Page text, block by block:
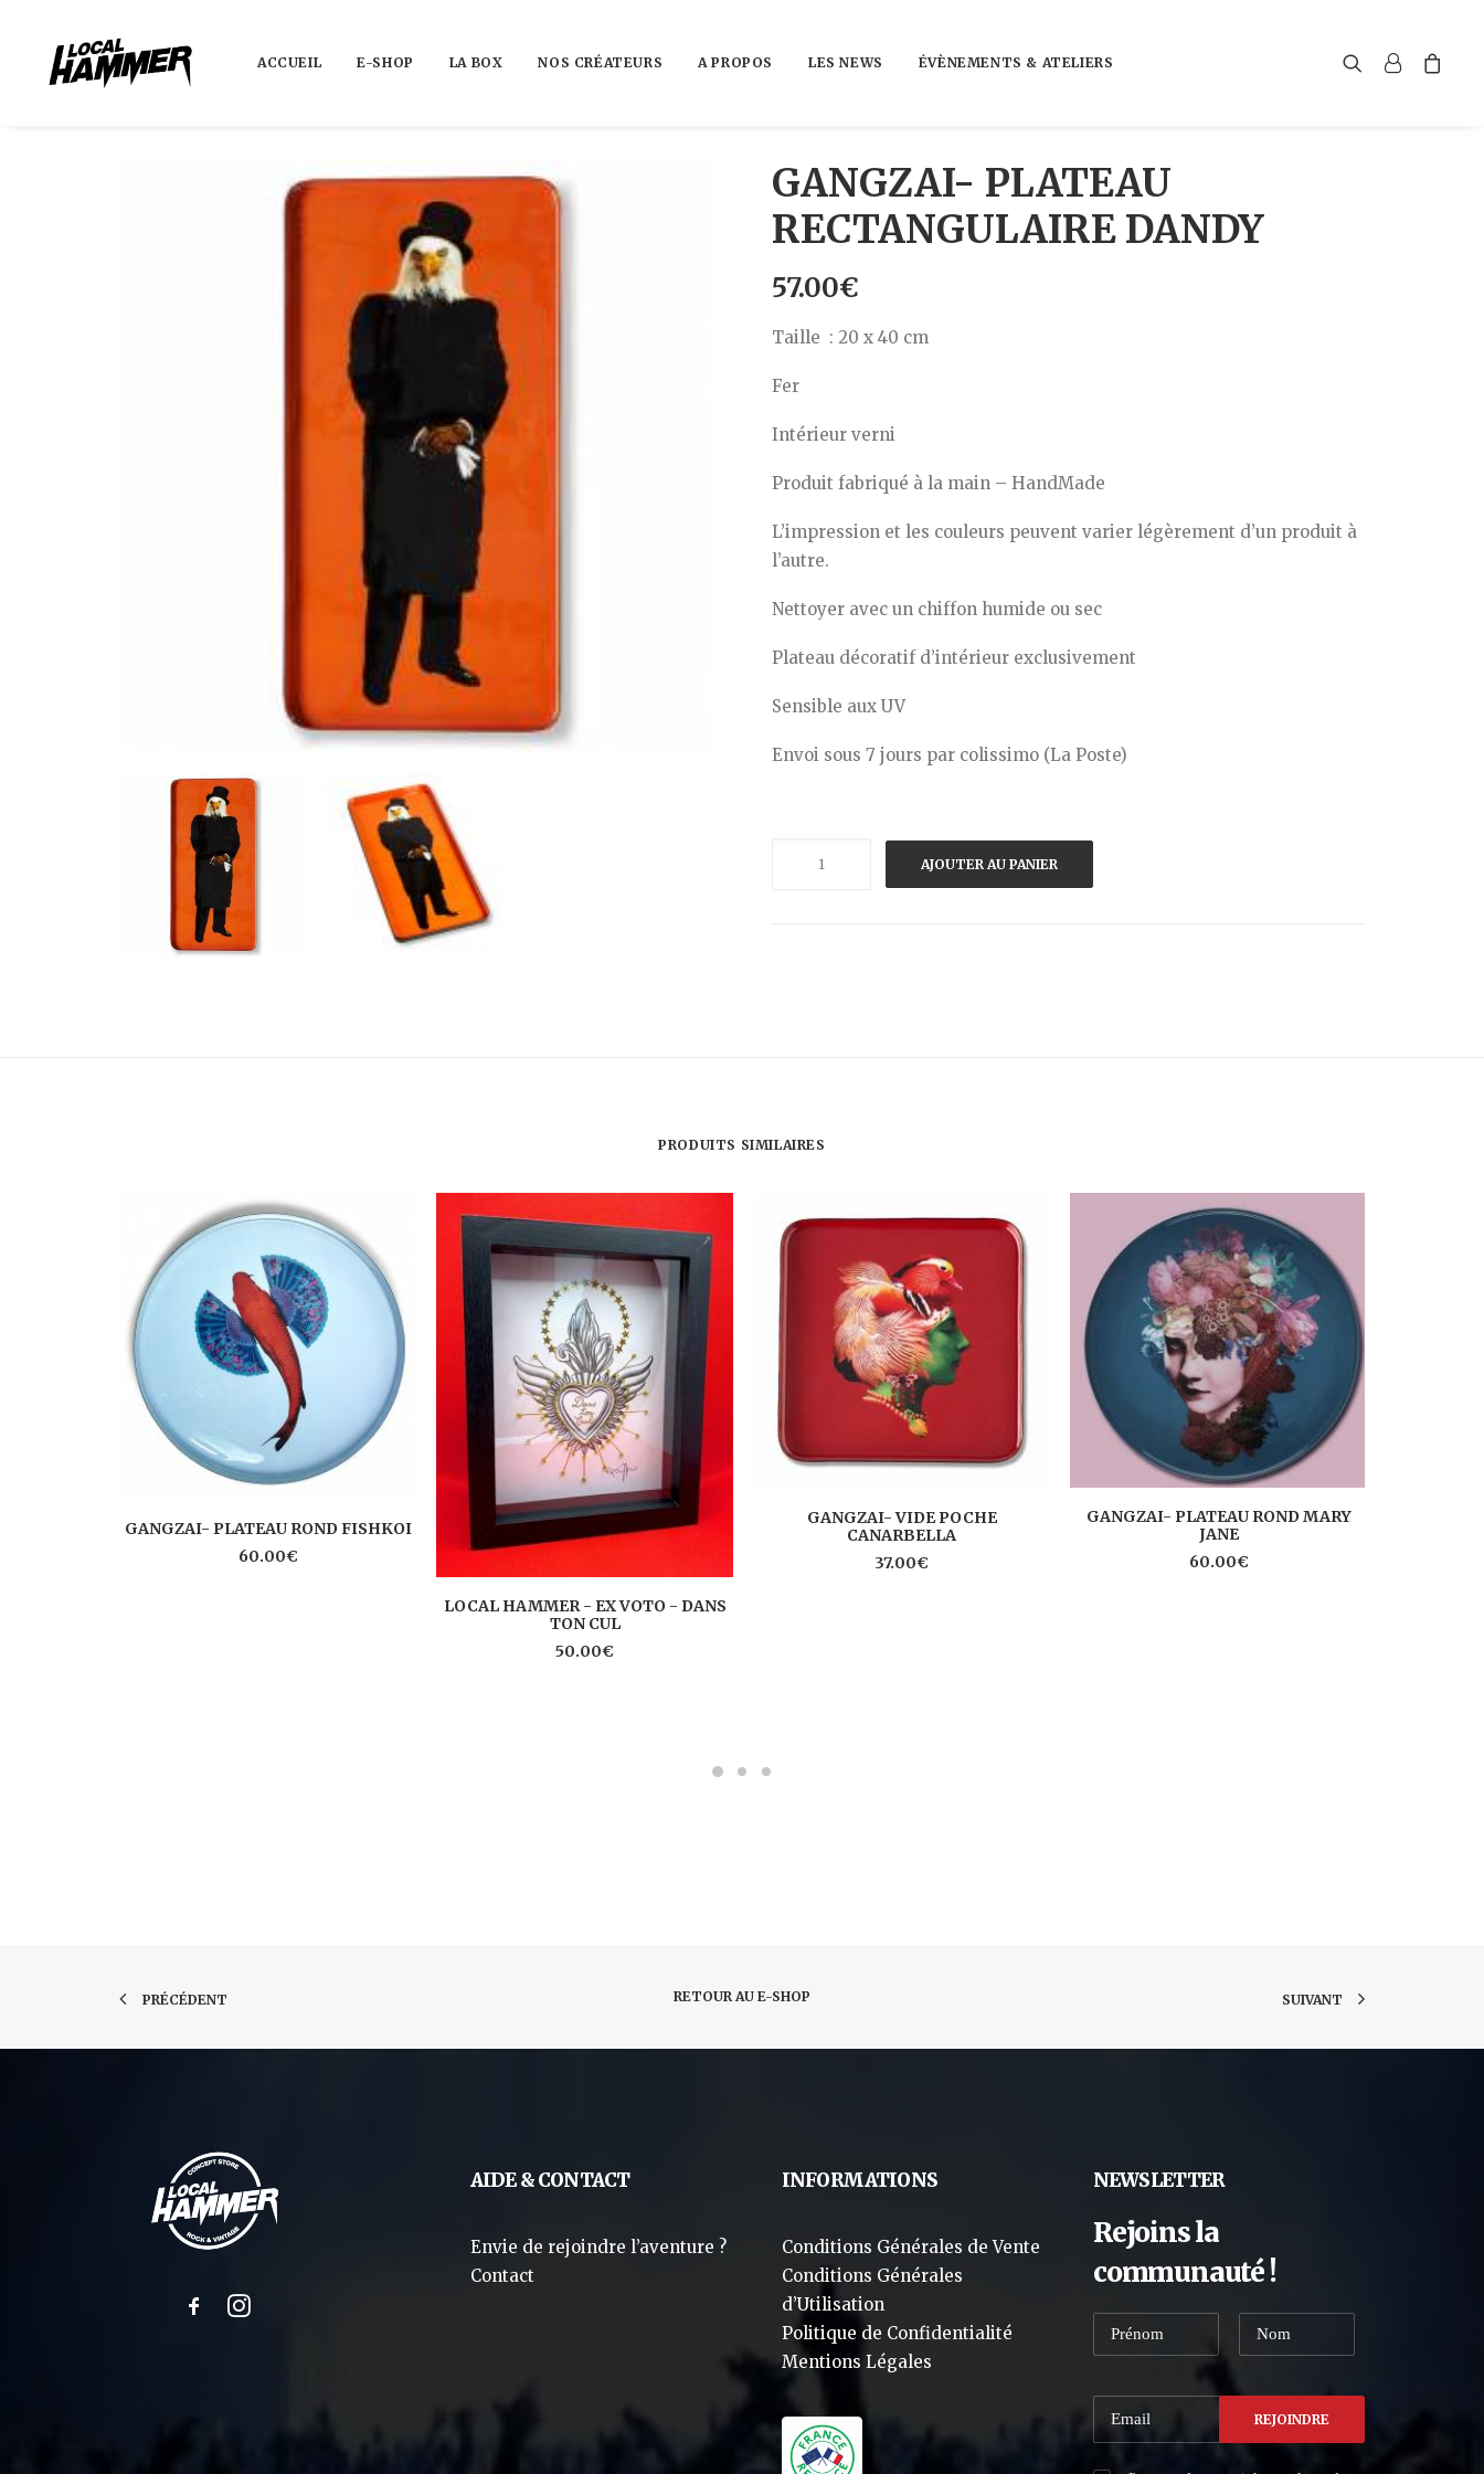
ACCUEIL E-SHOP LA BOX NOS CRÉATEURS A PROPOS LES NEWS ÉVÈNEMENTS & ATELIERS
GANGZAI- PLATEAU
RECTANGULAIRE DANDY
57.00€
Taille : 20 x 40 cm
Fer
Intérieur verni
Produit fabriqué à la main – HandMade
L’impression et les couleurs peuvent varier légèrement d’un produit à
l’autre.
Nettoyer avec un chiffon humide ou sec
Plateau décoratif d’intérieur exclusivement
Sensible aux UV
Envoi sous 7 jours par colissimo (La Poste)
AJOUTER AU PANIER
PRODUITS SIMILAIRES
AJOUTER AU PANIER
GANGZAI- PLATEAU ROND FISHKOI
60.00€
AJOUTER AU PANIER
LOCAL HAMMER - EX VOTO - DANS
TON CUL
50.00€
AJOUTER AU PANIER
GANGZAI- VIDE POCHE
CANARBELLA
37.00€
AJOUTER AU PANIER
GANGZAI- PLATEAU ROND MARY
JANE
60.00€
PRÉCÉDENT RETOUR AU E-SHOP SUIVANT
AIDE & CONTACT
Envie de rejoindre l’aventure ?
Contact
INFORMATIONS
Conditions Générales de Vente
Conditions Générales
d’Utilisation
Politique de Confidentialité
Mentions Légales
NEWSLETTER
Rejoins la
communauté !